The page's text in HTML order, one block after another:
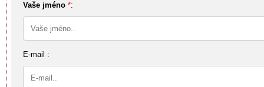
Vaše jméno *:
E-mail :